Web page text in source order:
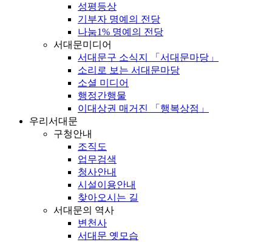
성평등상
기부자 명예의 전당
나눔1% 명예의 전당
서대문미디어
서대문구 소식지 「서대문마당」
소리로 보는 서대문마당
소셜 미디어
행정간행물
이대상권 매거진 「행복상점」
우리서대문
구청안내
조직도
업무검색
청사안내
시설이용안내
찾아오시는 길
서대문의 역사
변천사
서대문 옛모습